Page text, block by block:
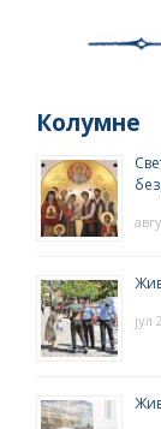
Колумне
јул